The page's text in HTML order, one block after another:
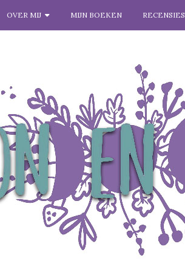
OVER MIJ MIJN BOEKEN RECENSIES